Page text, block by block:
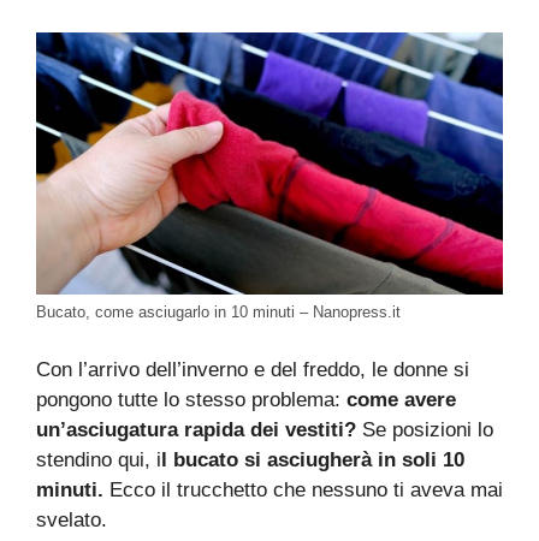
Bucato, come asciugarlo in 10 minuti – Nanopress.it
Con l’arrivo dell’inverno e del freddo, le donne si
pongono tutte lo stesso problema: come avere
un’asciugatura rapida dei vestiti? Se posizioni lo
stendino qui, il bucato si asciugherà in soli 10
minuti. Ecco il trucchetto che nessuno ti aveva mai
svelato.